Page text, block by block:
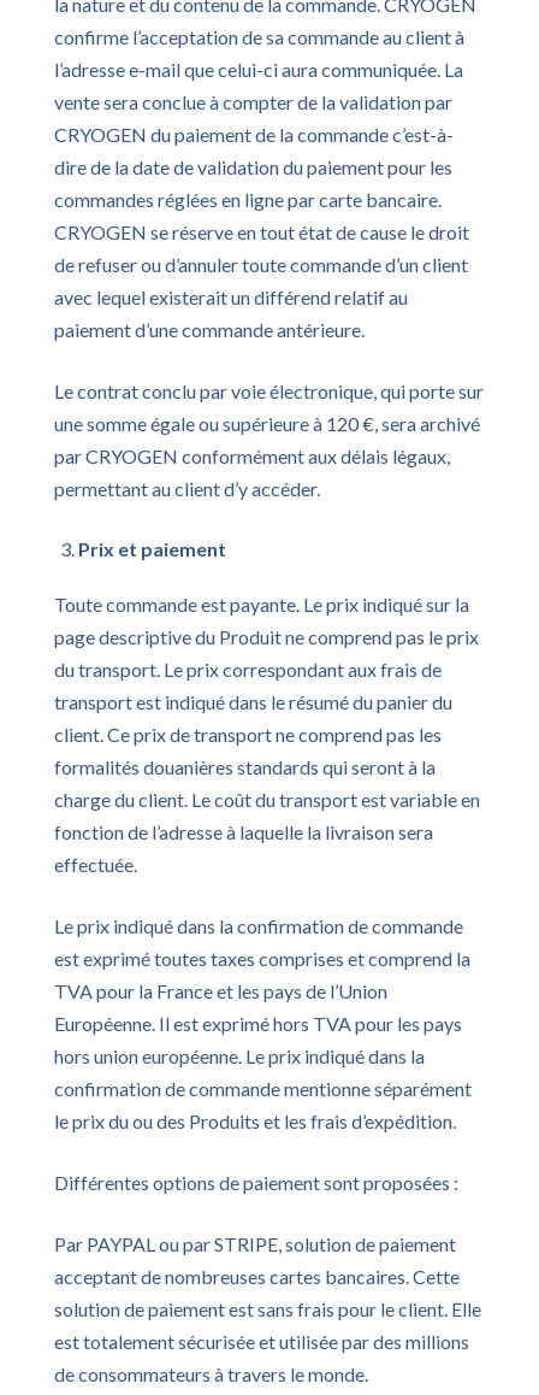
confirme l’acceptation de sa commande au client à
l’adresse e-mail que celui-ci aura communiquée. La
vente sera conclue à compter de la validation par
CRYOGEN du paiement de la commande c’est-à-
dire de la date de validation du paiement pour les
commandes réglées en ligne par carte bancaire.
CRYOGEN se réserve en tout état de cause le droit
de refuser ou d’annuler toute commande d’un client
avec lequel existerait un différend relatif au
paiement d’une commande antérieure.
Le contrat conclu par voie électronique, qui porte sur
une somme égale ou supérieure à 120 €, sera archivé
par CRYOGEN conformément aux délais légaux,
permettant au client d’y accéder.
Prix et paiement
Toute commande est payante. Le prix indiqué sur la
page descriptive du Produit ne comprend pas le prix
du transport. Le prix correspondant aux frais de
transport est indiqué dans le résumé du panier du
client. Ce prix de transport ne comprend pas les
formalités douanières standards qui seront à la
charge du client. Le coût du transport est variable en
fonction de l’adresse à laquelle la livraison sera
effectuée.
Le prix indiqué dans la confirmation de commande
est exprimé toutes taxes comprises et comprend la
TVA pour la France et les pays de l’Union
Européenne. Il est exprimé hors TVA pour les pays
hors union européenne. Le prix indiqué dans la
confirmation de commande mentionne séparément
le prix du ou des Produits et les frais d’expédition.
Différentes options de paiement sont proposées :
Par PAYPAL ou par STRIPE, solution de paiement
acceptant de nombreuses cartes bancaires. Cette
solution de paiement est sans frais pour le client. Elle
est totalement sécurisée et utilisée par des millions
de consommateurs à travers le monde.